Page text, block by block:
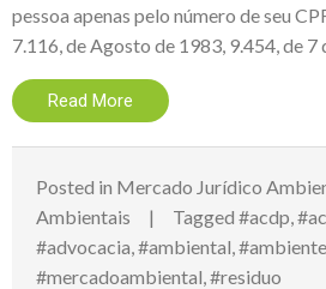
pessoa apenas pelo número de seu
7.116, de Agosto de 1983, 9.454, de
Read More
Posted in Mercado Jurídico
Ambientais
Tagged #acdp
#advocacia #ambiental #ambiente
#mercadoambiental #residuo